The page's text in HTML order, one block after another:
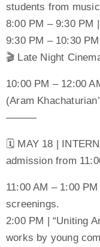
students from
8:00 PM – 9:30 PM
9:30 PM – 10:30
🎬 Late Night
10:00 PM – 12:00
(Aram
———
🗓 MAY 18 |
admission from
11:00 AM – 1:00
screenings.
2:00 PM | “Uniting
works by young